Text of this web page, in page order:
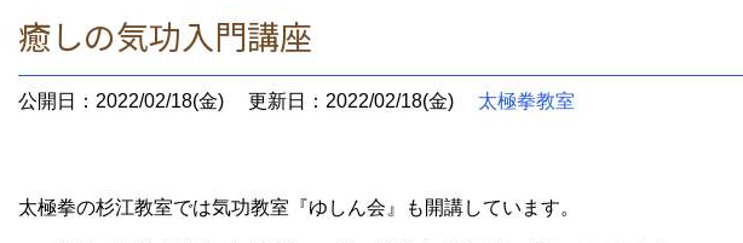
癒しの気功入門講座
公開日：2022/02/18(金) 更新日：2022/02/18(金) 太極拳教室
太極拳の杉江教室では気功教室『ゆしん会』も開講しています。